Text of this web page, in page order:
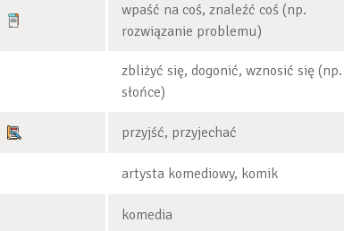
wpaść na coś, znaleźć coś (np.
rozwiązanie problemu)
zbliżyć się, dogonić, wznosić się (np.
słońce)
przyjść, przyjechać
artysta komediowy, komik
komedia